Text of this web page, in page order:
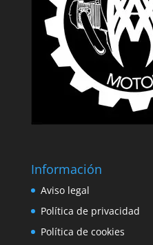
Información
Aviso legal
Política de privacidad
Política de cookies